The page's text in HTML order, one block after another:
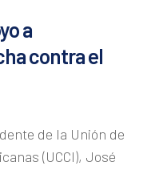
a
contra el
de la Unión de
(UCCI), José